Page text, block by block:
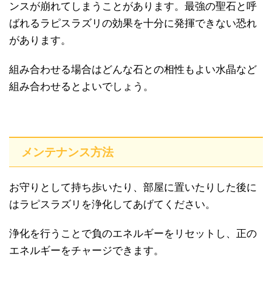
ンスが崩れてしまうことがあります。最強の聖石と呼
ばれるラピスラズリの効果を十分に発揮できない恐れ
があります。
組み合わせる場合はどんな石との相性もよい水晶など
組み合わせるとよいでしょう。
メンテナンス方法
お守りとして持ち歩いたり、部屋に置いたりした後に
はラピスラズリを浄化してあげてください。
浄化を行うことで負のエネルギーをリセットし、正の
エネルギーをチャージできます。